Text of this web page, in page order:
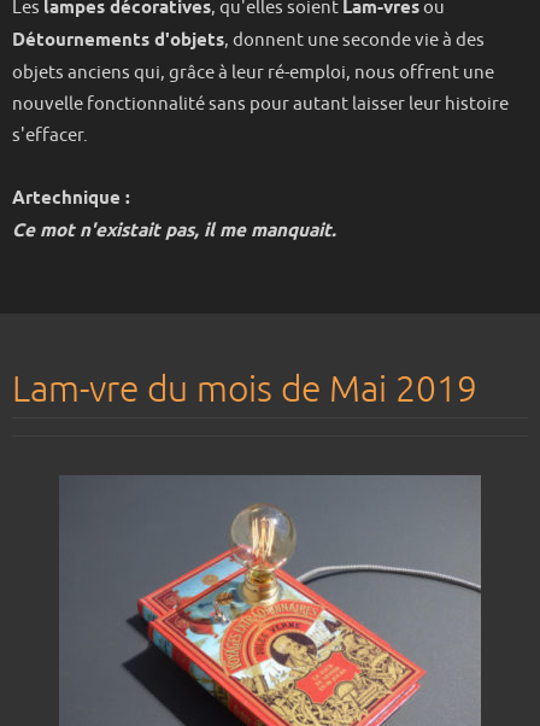
Les lampes décoratives, qu'elles soient Lam-vresou
Détournements d'objets, donnent une seconde vie à des
objets anciens qui, grâce à leur ré-emploi, nous offrent une
nouvelle fonctionnalité sans pour autant laisser leur histoire
s'effacer.
Artechnique :
Ce mot n'existait pas, il me manquait.
Lam-vre du mois de Mai 2019